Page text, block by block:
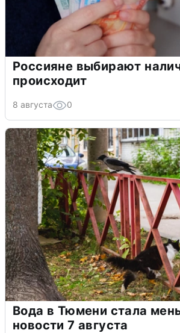
Россияне выбирают
происходит
8 августа 0
Вода в Тюмени стала
новости 7 августа